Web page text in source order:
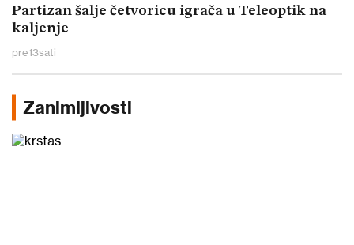
Partizan šalje četvoricu igrača u Teleoptik na
kaljenje
pre13sati
Zanimljivosti